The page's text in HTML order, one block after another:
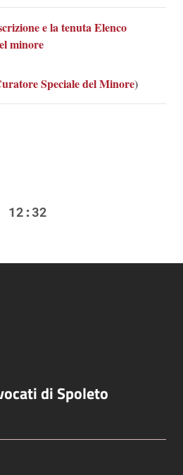
e la tenuta Elenco
minore
Speciale del Minore)
12:32
di Spoleto